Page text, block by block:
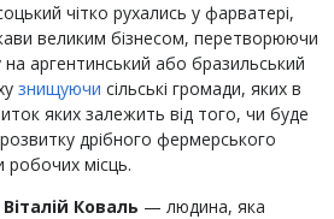
чітко рухались у фарватері,
великим бізнесом, перетворюючи
аргентинський або бразильський
знищуючи сільські громади, яких в
яких залежить від того, чи буде
дрібного фермерського
робочих місць.
Коваль — людина, яка